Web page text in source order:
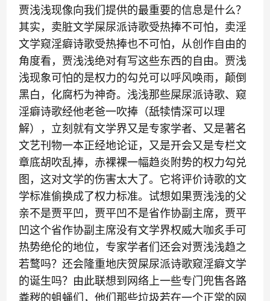
贾浅浅现像向我们提供的最重要的信息是什么？
其实，卖脏文学屎尿派诗歌受热捧不可怕，卖淫
文学窥淫癖诗歌受热捧也不可怕，从创作自由的
角度看，贾浅浅绝对有写这些东西的自由。贾浅
浅现象可怕的是权力的勾兑可以呼风唤雨，颠倒
黑白，化腐朽为神奇。浅浅那些屎尿派诗歌、窥
淫癖诗歌经他老爸一吹捧（舐犊情深可以理
解），立刻就有文学界又是专家学者、又是著名
文艺刊物一本正经地论证，又是开会又是专栏文
章底胡吹乱捧，赤裸裸一幅趋炎附势的权力勾兑
图，这对文学的伤害太大了。它将评价诗歌的文
学标准偷换成了权力标准。试想如果贾浅浅的父
亲不是贾平凹，贾平凹不是省作协副主席，贾平
凹这个省作协副主席没有文学界权威大咖炙手可
热势绝伦的地位，专家学者们还会对贾浅浅趋之
若鹜吗？还会隆重地庆贺屎尿派诗歌窥淫癖文学
的诞生吗？由此联想到网络上一些专门兜售各路
粪秽的蛆蝇们，他们那些垃圾若在一个正常的网